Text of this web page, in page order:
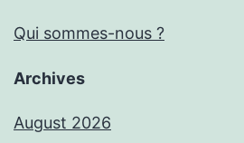
Qui sommes-nous ?
Archives
August 2026